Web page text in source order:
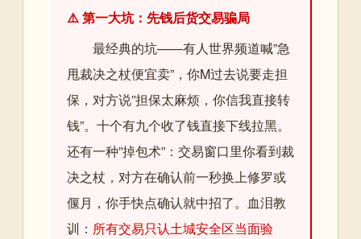
⚠️ 第一大坑：先钱后货交易骗局
最经典的坑——有人世界频道喊”急
甩裁决之杖便宜卖”，你M过去说要走担
保，对方说”担保太麻烦，你信我直接转
钱”。十个有九个收了钱直接下线拉黑。
还有一种”掉包术”：交易窗口里你看到裁
决之杖，对方在确认前一秒换上修罗或
偃月，你手快点确认就中招了。血泪教
训： 所有交易只认土城安全区当面验